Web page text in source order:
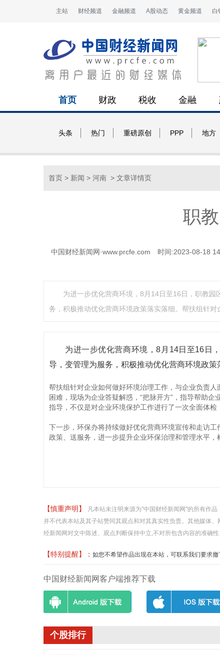
主站 财经频道 金融频道 A股动态 黄金频道 白
首页 财政 税收 金融
头条 热门 重磅原创 PPP 地方
首页 > 新闻 > 河南 > 文章详情页
职
中国财经新闻网·www.prcfe.com 时间:2023-08-18
为进一步优化营商环境，8月14日至16日，职教
务，积极推动优化营商环境政策落实落细。帮扶组针对
为进一步优化营商环境，8月14日至16日
导，变管理为服务，积极推动优化营商环境政策
帮扶组针对企业如何做好环境治理工作，与企业负责
困难，现场为企业答疑解惑，“把脉开方”，指导帮助
指导，不仅是对企业环境保护工作进行了一次全面体检
下一步，环保办将持续做好优化营商环境宣传和走访
政策、送服务，进一步提升企业环保治理和管理水平，
【慎重声明】
凡本站未注明来源为"中国财经新闻网"的所有作
并不代表本站及其子站赞同其观点和对其真实性负责。其他媒体
经新闻网对文中陈述、观点判断保持中立,不对所包含内容的准确
【特别提醒】： 如您不希望作品出现在本站，可联系我们要求
中国财经新闻网客户端推荐下载
个股排行